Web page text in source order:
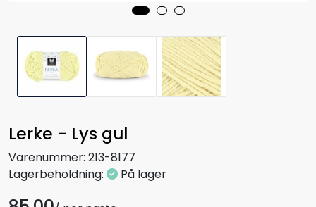
Lerke - Lys gul
Varenummer: 213-8177
Lagerbeholdning:
På lager